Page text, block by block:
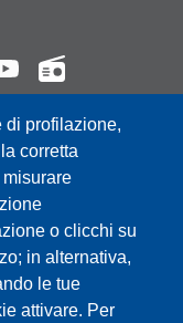
di profilazione,
corretta
o clicchi su
in alternativa,
le tue
attivare. Per
Modena, Tel. 059